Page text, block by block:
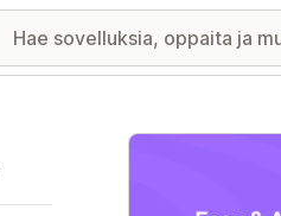
Esittelykuvagalleria